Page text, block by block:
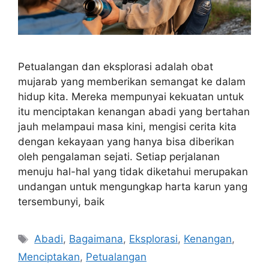
Petualangan dan eksplorasi adalah obat
mujarab yang memberikan semangat ke dalam
hidup kita. Mereka mempunyai kekuatan untuk
itu menciptakan kenangan abadi yang bertahan
jauh melampaui masa kini, mengisi cerita kita
dengan kekayaan yang hanya bisa diberikan
oleh pengalaman sejati. Setiap perjalanan
menuju hal-hal yang tidak diketahui merupakan
undangan untuk mengungkap harta karun yang
tersembunyi, baik
Tags
Abadi, Bagaimana, Eksplorasi, Kenangan,
Menciptakan, Petualangan